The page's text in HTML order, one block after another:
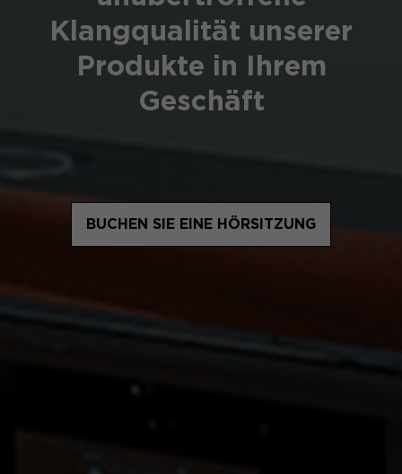
Klangqualität unserer
Produkte in Ihrem
Geschäft
BUCHEN SIE EINE HÖRSITZUNG